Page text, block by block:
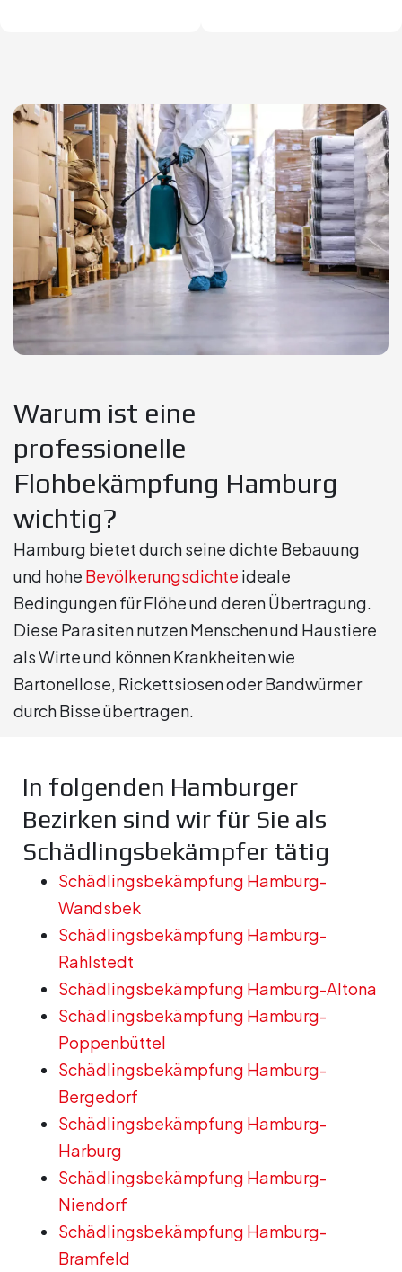
Warum ist eine
professionelle
Flohbekämpfung Hamburg
wichtig?
Hamburg bietet durch seine dichte Bebauung
und hohe Bevölkerungsdichte ideale
Bedingungen für Flöhe und deren Übertragung.
Diese Parasiten nutzen Menschen und Haustiere
als Wirte und können Krankheiten wie
Bartonellose, Rickettsiosen oder Bandwürmer
durch Bisse übertragen.
In folgenden Hamburger
Bezirken sind wir für Sie als
Schädlingsbekämpfer tätig
Schädlingsbekämpfung Hamburg-
Wandsbek
Schädlingsbekämpfung Hamburg-
Rahlstedt
Schädlingsbekämpfung Hamburg-Altona
Schädlingsbekämpfung Hamburg-
Poppenbüttel
Schädlingsbekämpfung Hamburg-
Bergedorf
Schädlingsbekämpfung Hamburg-
Harburg
Schädlingsbekämpfung Hamburg-
Niendorf
Schädlingsbekämpfung Hamburg-
Bramfeld